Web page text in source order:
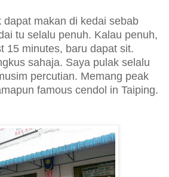
dapat makan di kedai sebab
tu selalu penuh. Kalau penuh,
15 minutes, baru dapat sit.
sahaja. Saya pulak selalu
percutian. Memang peak
famous cendol in Taiping.